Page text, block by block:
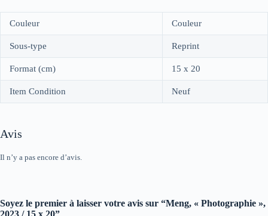
Couleur Couleur
Sous-type Reprint
Format (cm) 15 x 20
Item Condition Neuf
Avis
Il n’y a pas encore d’avis.
Soyez le premier à laisser votre avis sur “Meng, « Photographie »,
2023 / 15 x 20”